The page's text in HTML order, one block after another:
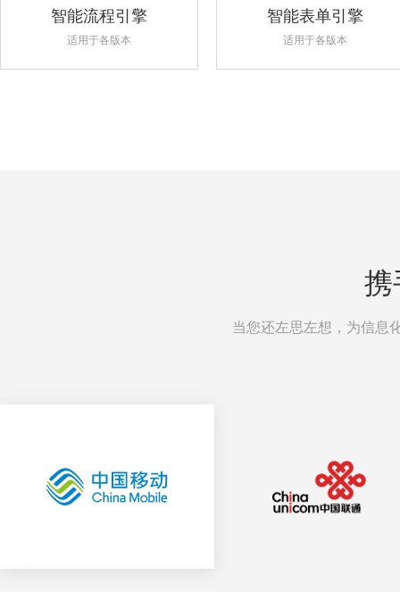
智能流程引擎
适用于各版本
智能表单引擎
适用于各版本
携
当您还左思左想，为信息